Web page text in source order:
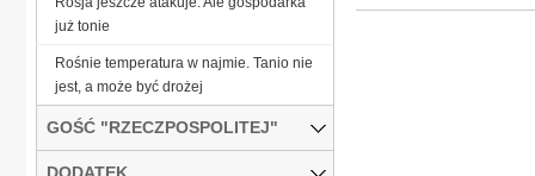
już tonie
Rośnie temperatura w najmie. Tanio nie
jest, a może być drożej
GOŚĆ "RZECZPOSPOLITEJ"
DODATEK